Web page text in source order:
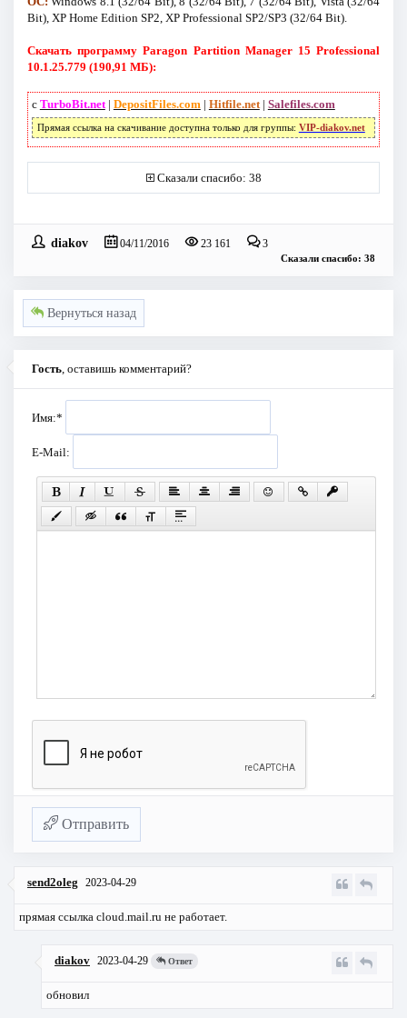
Bit), XP Home Edition SP2, XP Professional SP2/SP3 (32/64 Bit).
Скачать программу Paragon Partition Manager 15 Professional
10.1.25.779 (190,91 МБ):
с TurboBit.net| DepositFiles.com | Hitfile.net| Salefiles.com
Прямая ссылка на скачивание доступна только для группы: VIP-diakov.net
Сказали спасибо: 38
diakov 04/11/2016 23 161 3
Сказали спасибо: 38
Вернуться назад
Гость , оставишь комментарий?
Имя:*
E-Mail:
Отправить
send2oleg 2023-04-29
прямая ссылка cloud.mail.ru не работает.
diakov 2023-04-29 Ответ
обновил